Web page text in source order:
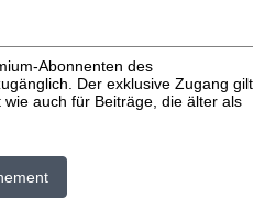
Abonnenten des
Der exklusive Zugang gilt
auch für Beiträge, die älter als